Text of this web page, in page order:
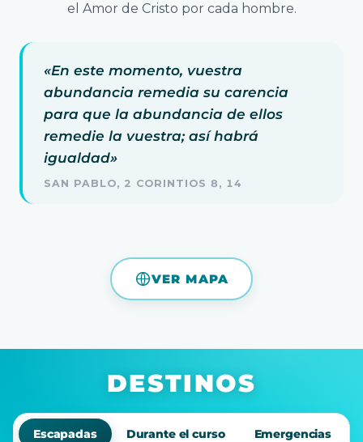
el Amor de Cristo por cada hombre.
«En este momento, vuestra
abundancia remedia su carencia
para que la abundancia de ellos
remedie la vuestra; así habrá
igualdad»
SAN PABLO, 2 CORINTIOS 8, 14
VER MAPA
DESTINOS
Escapadas Durante el curso Emergencias